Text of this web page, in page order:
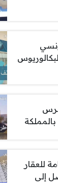
للعقار
إلى